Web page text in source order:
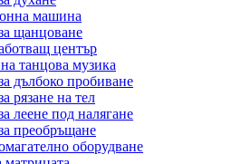
машина
щанцоване
център
танцова музика
дълбоко пробиване
рязане на тел
леене под налягане
преобръщане
оборудване